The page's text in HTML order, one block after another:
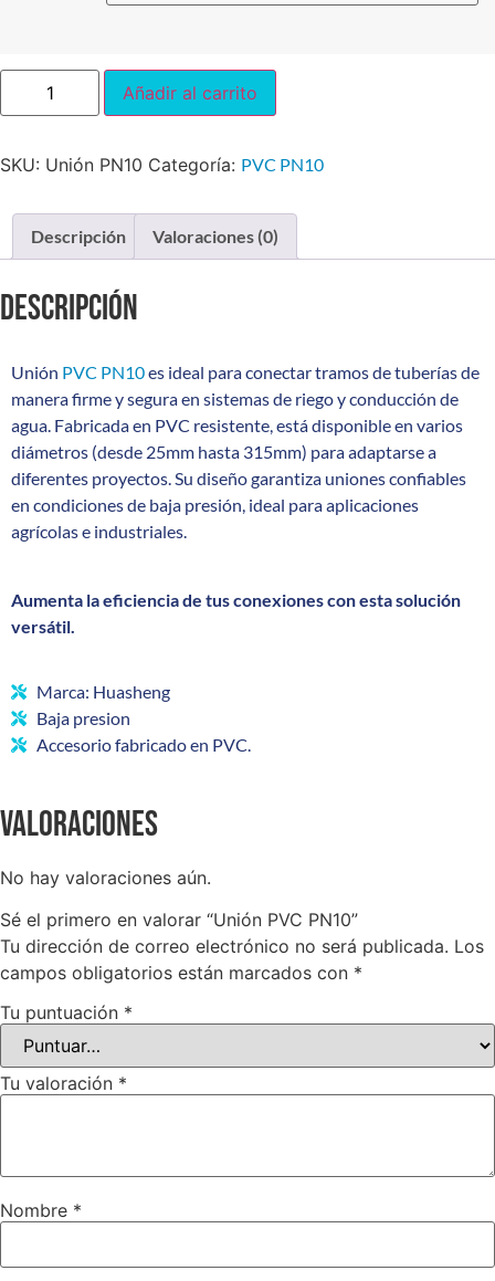
Añadir al carrito
SKU: Unión PN10 Categoría: PVC PN10
Descripción Valoraciones (0)
Descripción
Unión PVC PN10es ideal para conectar tramos de tuberías de
manera firme y segura en sistemas de riego y conducción de
agua. Fabricada en PVC resistente, está disponible en varios
diámetros (desde 25mm hasta 315mm) para adaptarse a
diferentes proyectos. Su diseño garantiza uniones confiables
en condiciones de baja presión, ideal para aplicaciones
agrícolas e industriales.
Aumenta la eficiencia de tus conexiones con esta solución
versátil.
Marca: Huasheng
Baja presion
Accesorio fabricado en PVC.
Valoraciones
No hay valoraciones aún.
Sé el primero en valorar “Unión PVC PN10”
Tu dirección de correo electrónico no será publicada. Los
campos obligatorios están marcados con *
Tu puntuación *
Tu valoración *
Nombre *